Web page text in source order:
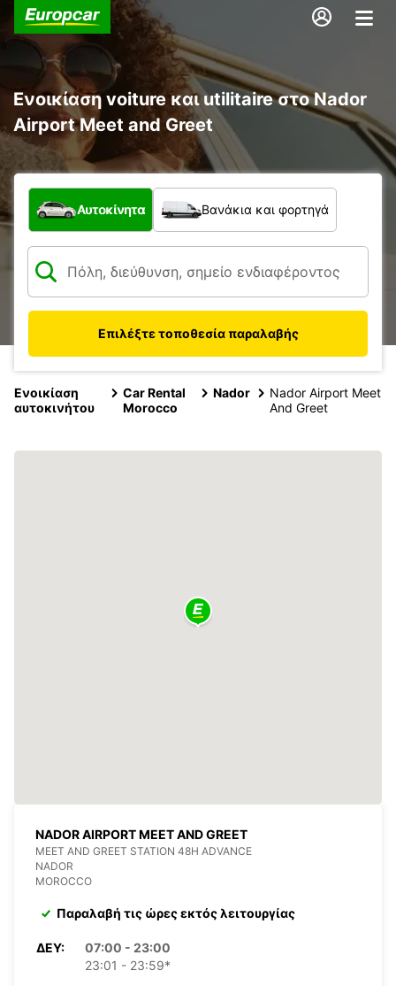
Ενοικίαση voiture και utilitaire στο Nador
Airport Meet and Greet
Τι τύπος οχήματος;
Αυτοκίνητα Βανάκια και φορτηγά
Επιλέξτε τοποθεσία παραλαβής
Ενοικίαση
αυτοκινήτου
Car Rental
Morocco
Nador
Nador Airport Meet
And Greet
NADOR AIRPORT MEET AND GREET
MEET AND GREET STATION 48H ADVANCE
NADOR
MOROCCO
Παραλαβή τις ώρες εκτός λειτουργίας
ΔΕΥ:
07:00 - 23:00
23:01 - 23:59*